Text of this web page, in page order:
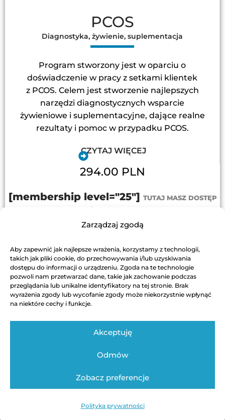
Zarządzaj zgodą
Aby zapewnić jak najlepsze wrażenia, korzystamy z technologii,
takich jak pliki cookie, do przechowywania i/lub uzyskiwania
dostępu do informacji o urządzeniu. Zgoda na te technologie
pozwoli nam przetwarzać dane, takie jak zachowanie podczas
przeglądania lub unikalne identyfikatory na tej stronie. Brak
wyrażenia zgody lub wycofanie zgody może niekorzystnie wpłynąć
na niektóre cechy i funkcje.
Akceptuję
Odmów
Zobacz preferencje
Polityka prywatności
PCOS
Diagnostyka, żywienie, suplementacja
Program stworzony jest w oparciu o
doświadczenie w pracy z setkami klientek
z PCOS. Celem jest stworzenie najlepszych
narzędzi diagnostycznych wsparcie
żywieniowe i suplementacyjne, dające realne
rezultaty i pomoc w przypadku PCOS.
CZYTAJ WIĘCEJ
294.00 PLN
[membership level="25"] TUTAJ MASZ DOSTĘP
[/membership]
DODAJ DO KOSZYKA
Autor strony: Swinickiwsieci / Bartosz Świnicki